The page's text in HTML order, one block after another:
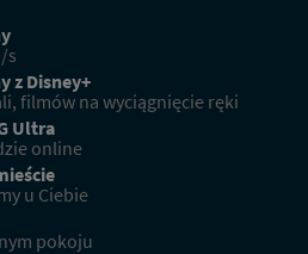
s
z Disney+
filmów na wyciągnięcie ręki
Ultra
online
u Ciebie
pokoju